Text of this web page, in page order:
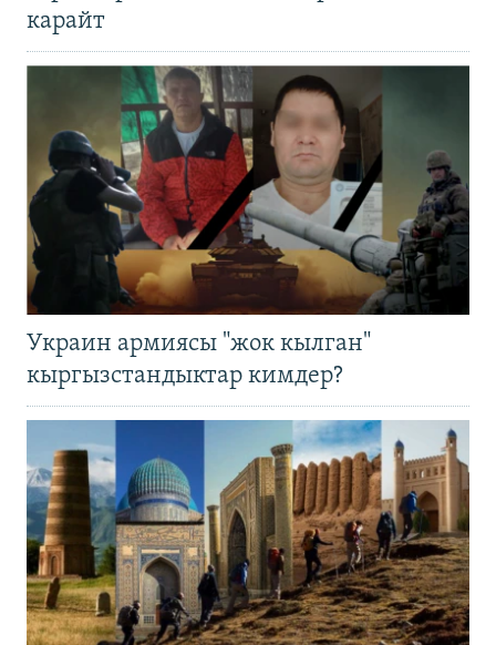
карайт
Украин армиясы "жок кылган"
кыргызстандыктар кимдер?